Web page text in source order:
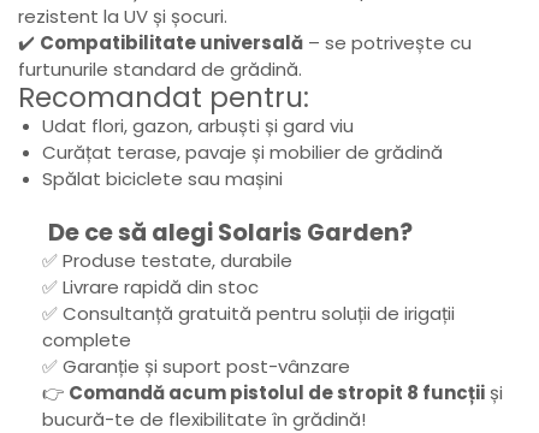
rezistent la UV și șocuri.
✔️ Compatibilitate universală – se potrivește cu
furtunurile standard de grădină.
Recomandat pentru:
Udat flori, gazon, arbuști și gard viu
Curățat terase, pavaje și mobilier de grădină
Spălat biciclete sau mașini
De ce să alegi Solaris Garden?
✅ Produse testate, durabile
✅ Livrare rapidă din stoc
✅ Consultanță gratuită pentru soluții de irigații
complete
✅ Garanție și suport post-vânzare
👉 Comandă acum pistolul de stropit 8 funcții și
bucură-te de flexibilitate în grădină!